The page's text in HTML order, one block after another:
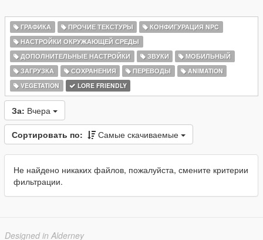
ГРАФИКА ПРОЧИЕ ТЕКСТУРЫ
КОНФИГУРАЦИЯ NPC
НАСТРОЙКИ ОКРУЖАЮЩЕЙ СРЕДЫ
ДОПОЛНИТЕЛЬНЫЕ НАСТРОЙКИ
ЗВУКИ
МОБИЛЬНЫЙ
ЗАГРУЗКА
СОХРАНЕНИЯ ПЕРЕВОДЫ
ANIMATION
VEGETATION
LORE FRIENDLY
За: Вчера
Сортировать по: Самые скачиваемые
Не найдено никаких файлов, пожалуйста, смените критерии
фильтрации.
Designed in Alderney